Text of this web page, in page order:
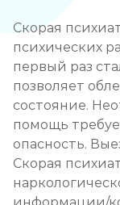
Скорая
психических
первый раз
позволяет
состояние.
помощь
опасность.
Скорая